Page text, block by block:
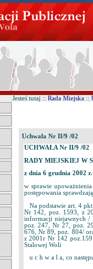
Jesteś tutaj :: Rada Miejska ::
Uchwała Nr II/9 /02
UCHWAŁA Nr II/9 /02
RADY MIEJSKIEJ W
z dnia 6 grudnia 2002 r.
w sprawie
postępowania
Na podstawie art. 4
Nr 142, poz. 1593, z
informacji niejawnych
poz. 247, Nr 27, poz.
676, Nr 89, poz. 804/
z 2001r Nr 142
Stalowej Woli
u c h w a l a, co